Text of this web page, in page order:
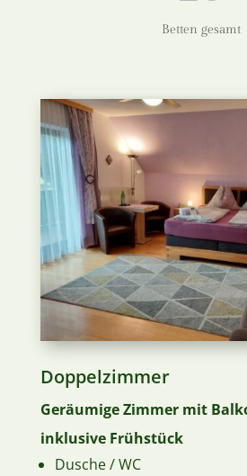
Betten gesamt
Doppelzimmer
Geräumige Zimmer mit
inklusive Frühstück
Dusche / WC